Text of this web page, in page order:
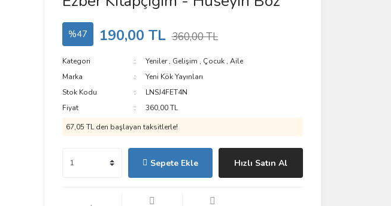
%47 190,00 TL 360,00 TL
Kategori Yeniler, Gelişim , Çocuk ,Aile
Marka
Yeni Kök Yayınları
Stok Kodu
LNSJ4FET4N
Fiyat
360,00 TL
67,05 TL den başlayan taksitlerle!
Sepete Ekle Hızlı Satın Al